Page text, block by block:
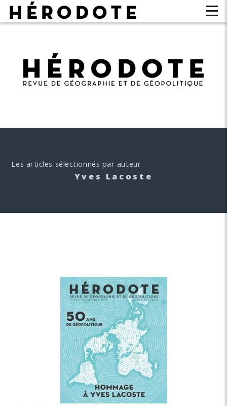
Les articles sélectionnés par auteur
Yves Lacoste